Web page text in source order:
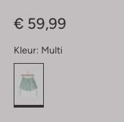
€ 59,99
Kleur: Multi